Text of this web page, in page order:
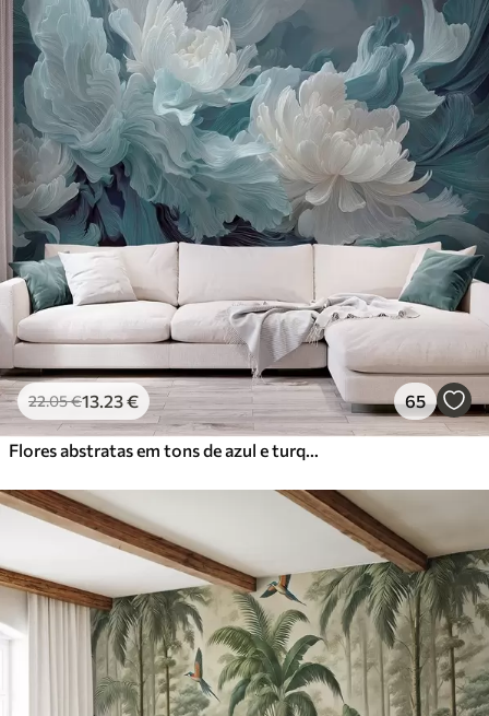
22.05€13.23€ 65
Flores abstratas em tons de azul e turquesa